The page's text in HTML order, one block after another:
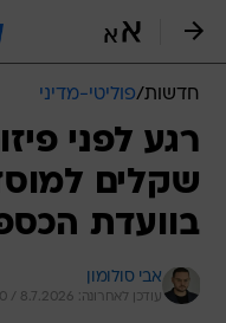
חדשות/פוליטי-מדיני
רגע לפני
שקלים
בוועדת
אבי סולומון
עודכן לאחרונה: 8.7.2026 / 14:20